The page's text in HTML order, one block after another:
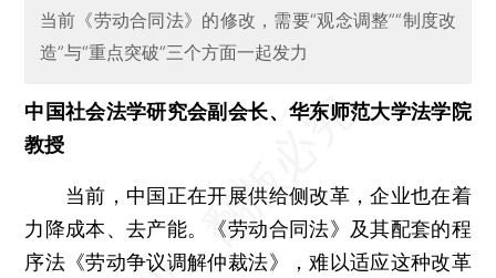
当前《劳动合同法》的修改，需要“观念调整”“制度改
造”与“重点突破”三个方面一起发力
中国社会法学研究会副会长、华东师范大学法学院
教授
当前，中国正在开展供给侧改革，企业也在着
力降成本、去产能。《劳动合同法》及其配套的程
序法《劳动争议调解仲裁法》，难以适应这种改革